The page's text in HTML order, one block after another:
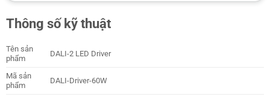
Thông số kỹ thuật
Tên sản
phẩm
DALI-2 LED Driver
Mã sản
phẩm
DALI-Driver-60W